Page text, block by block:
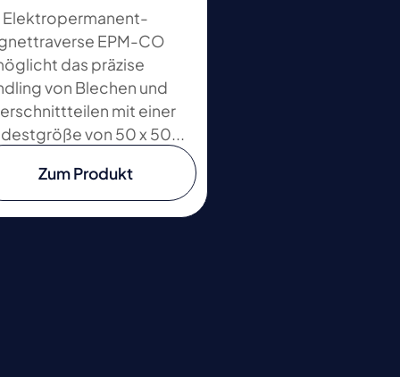
Elektropermanent-
EPM-CO
das präzise
von Blechen und
mit einer
von 50 x 50...
Zum Produkt